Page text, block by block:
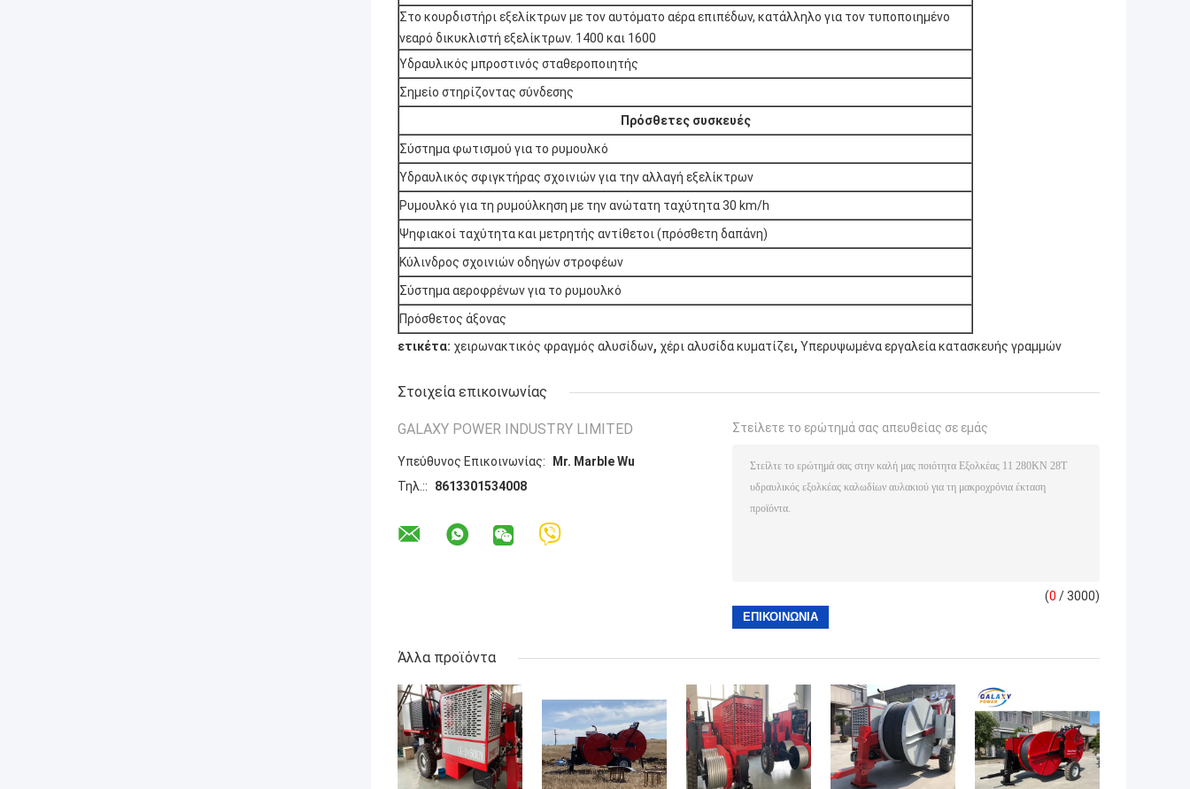
Στο κουρδιστήρι εξελίκτρων με τον αυτόματο αέρα επιπέδων, κατάλληλο για τον τυποποιημένο
νεαρό δικυκλιστή εξελίκτρων. 1400 και 1600
Υδραυλικός μπροστινός σταθεροποιητής
Σημείο στηρίζοντας σύνδεσης
Πρόσθετες συσκευές
Σύστημα φωτισμού για το ρυμουλκό
Υδραυλικός σφιγκτήρας σχοινιών για την αλλαγή εξελίκτρων
Ρυμουλκό για τη ρυμούλκηση με την ανώτατη ταχύτητα 30 km/h
Ψηφιακοί ταχύτητα και μετρητής αντίθετοι (πρόσθετη δαπάνη)
Κύλινδρος σχοινιών οδηγών στροφέων
Σύστημα αεροφρένων για το ρυμουλκό
Πρόσθετος άξονας
ετικέτα: χειρωνακτικός φραγμός αλυσίδων, χέρι αλυσίδα κυματίζει, Υπερυψωμένα εργαλεία κατασκευής γραμμών
Στοιχεία επικοινωνίας
GALAXY POWER INDUSTRY LIMITED
Υπεύθυνος Επικοινωνίας:
Mr. Marble Wu
Τηλ.::
8613301534008
Στείλετε το ερώτημά σας απευθείας σε εμάς
(0 / 3000)
Άλλα προϊόντα